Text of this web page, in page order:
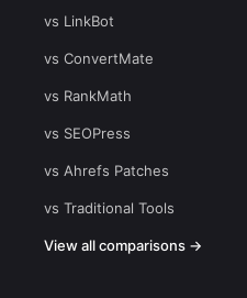
vs LinkBot
vs ConvertMate
vs RankMath
vs SEOPress
vs Ahrefs Patches
vs Traditional Tools
View all comparisons →